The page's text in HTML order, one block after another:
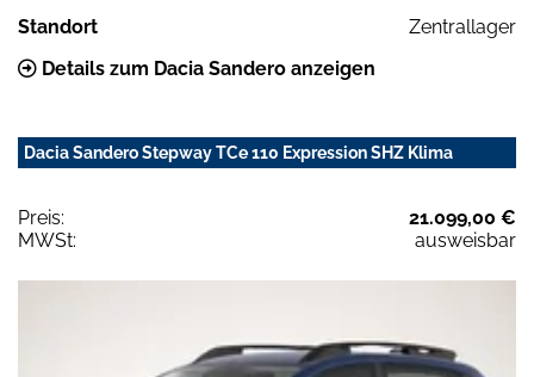
Standort
Zentrallager
Details zum Dacia Sandero anzeigen
Dacia Sandero Stepway TCe 110 Expression SHZ Klima
Preis:
21.099,00 €
MWSt:
ausweisbar